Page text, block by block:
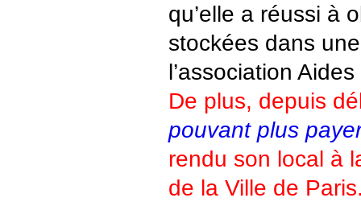
qu’elle a réussi à
stockées dans
l’association
De plus, depuis
pouvant plus
rendu son local à
de la Ville de